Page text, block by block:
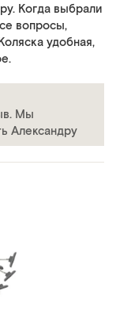
Когда выбрали
вопросы,
удобная,
Мы
Александру